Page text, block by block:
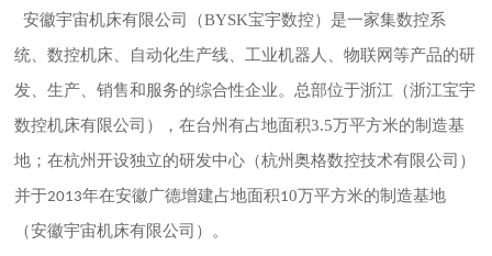
安徽宇宙机床有限公司（BYSK宝宇数控） 是一家集数控系
统、数控机床、自动化生产线、工业机器人、物联网等产品的研
发、生产、销售和服务的综合性企业。总部位于浙江（浙江宝宇
数控机床有限公司），在台州有占地面积3.5万平方米的制造基
地；在杭州开设独立的研发中心（杭州奥格数控技术有限公司）
并于2013年在安徽广德增建占地面积10万平方米的制造基地
（安徽宇宙机床有限公司）。